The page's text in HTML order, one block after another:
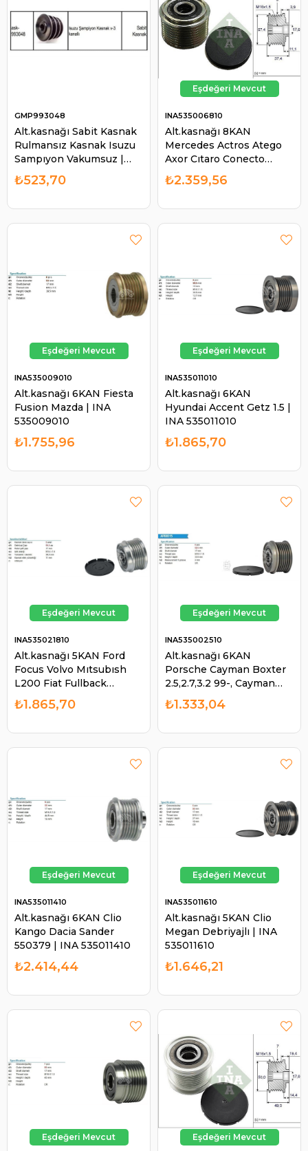
Alt.kasnağı Sabit Kasnak
Rulmansız Kasnak Isuzu
Sampıyon Vakumsuz |
GMP 993048
GMP993048
₺523,70
Alt.kasnağı 8KAN
Mercedes Actros Atego
Axor Cıtaro Conecto
Tourıno | INA 535006810
INA535006810
₺2.359,56
Alt.kasnağı 6KAN Fiesta
Fusion Mazda | INA
535009010
INA535009010
₺1.755,96
Alt.kasnağı 6KAN
Hyundai Accent Getz 1.5 |
INA 535011010
INA535011010
₺1.865,70
Alt.kasnağı 5KAN Ford
Focus Volvo Mıtsubısh
L200 Fiat Fullback
Pickup 588086 | INA
535021810
INA535021810
₺1.865,70
Alt.kasnağı 6KAN
Porsche Cayman Boxter
2.5,2.7,3.2 99-, Cayman
2.7,3.4 05- Bmw Alfa
Romeo | INA 535002510
INA535002510
₺1.333,04
Alt.kasnağı 6KAN Clio
Kango Dacia Sander
550379 | INA 535011410
INA535011410
₺2.414,44
Alt.kasnağı 5KAN Clio
Megan Debriyajlı | INA
535011610
INA535011610
₺1.646,21